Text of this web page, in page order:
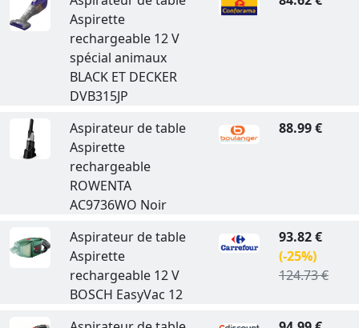
Aspirette
rechargeable 12 V
spécial animaux
BLACK ET DECKER
DVB315JP
Aspirateur de table
Aspirette
rechargeable
ROWENTA
AC9736WO Noir
88.99 €
Aspirateur de table
Aspirette
rechargeable 12 V
BOSCH EasyVac 12
93.82 €
(-25%)
124.73 €